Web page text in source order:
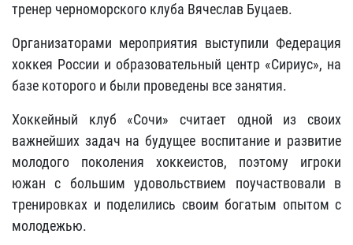
тренер черноморского клуба Вячеслав Буцаев.
Организаторами мероприятия выступили Федерация
хоккея России и образовательный центр «Сириус», на
базе которого и были проведены все занятия.
Хоккейный клуб «Сочи» считает одной из своих
важнейших задач на будущее воспитание и развитие
молодого поколения хоккеистов, поэтому игроки
южан с большим удовольствием поучаствовали в
тренировках и поделились своим богатым опытом с
молодежью.